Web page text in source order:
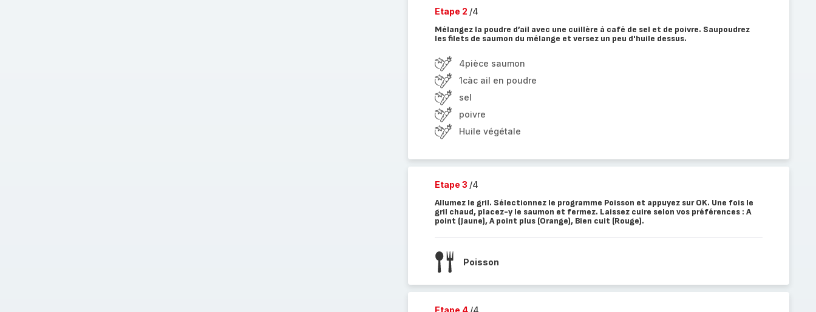
Etape 2 /4
Mélangez la poudre d’ail avec une cuillère à café de sel et de poivre. Saupoudrez
les filets de saumon du mélange et versez un peu d'huile dessus.
4pièce saumon
1càc ail en poudre
sel
poivre
Huile végétale
Etape 3 /4
Allumez le gril. Sélectionnez le programme Poisson et appuyez sur OK. Une fois le
gril chaud, placez-y le saumon et fermez. Laissez cuire selon vos préférences : A
point (Jaune), A point plus (Orange), Bien cuit (Rouge).
Poisson
Etape 4 /4